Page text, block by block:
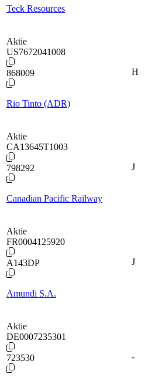
Teck Resources
Aktie
US7672041008
868009
Rio Tinto (ADR)
H
Aktie
CA13645T1003
798292
Canadian Pacific Railway
J
Aktie
FR0004125920
A143DP
Amundi S.A.
J
Aktie
DE0007235301
723530 -